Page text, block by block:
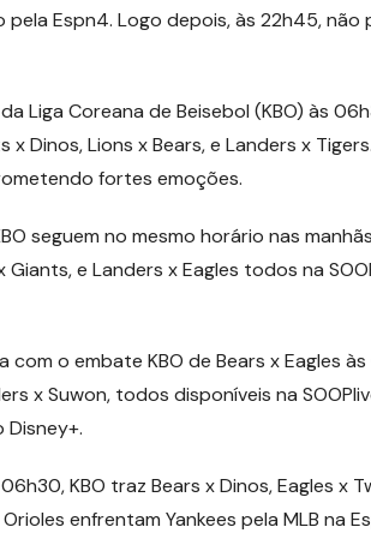
pela Espn4. Logo depois, às 22h45,
Liga Coreana de Beisebol (KBO) às
x Dinos, Lions x Bears, e Landers x
fortes emoções.
seguem no mesmo horário nas
e Landers x Eagles todos na
o embate KBO de Bears x Eagles
x Suwon, todos disponíveis na
KBO traz Bears x Dinos, Eagles x
enfrentam Yankees pela MLB na